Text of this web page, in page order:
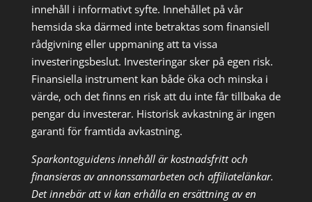
innehåll i informativt syfte. Innehållet på vår
hemsida ska därmed inte betraktas som finansiell
rådgivning eller uppmaning att ta vissa
investeringsbeslut. Investeringar sker på egen risk.
Finansiella instrument kan både öka och minska i
värde, och det finns en risk att du inte får tillbaka de
pengar du investerar. Historisk avkastning är ingen
garanti för framtida avkastning.
Sparkontoguidens innehåll är kostnadsfritt och
finansieras av annonssamarbeten och affiliatelänkar.
Det innebär att vi kan erhålla en ersättning av en